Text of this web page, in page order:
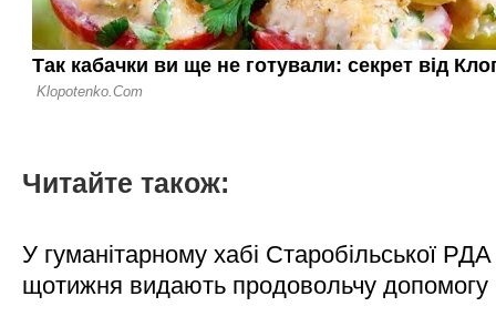
Читайте також:
У гуманітарному хабі Старобільської РДА
щотижня видають продовольчу допомогу